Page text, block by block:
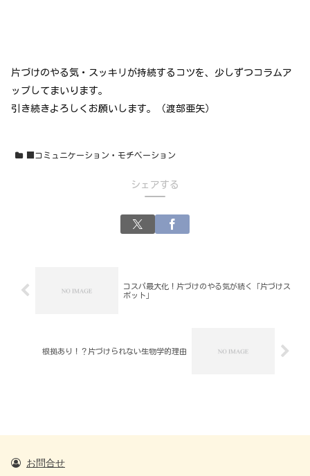
片づけのやる気・スッキリが持続するコツを、少しずつコラムア
ップしてまいります。
引き続きよろしくお願いします。（渡部亜矢）
■コミュニケーション・モチベーション
シェアする
コスパ最大化！片づけのやる気が続く「片づけス
ポット」
根拠あり！？片づけられない生物学的理由
お問合せ